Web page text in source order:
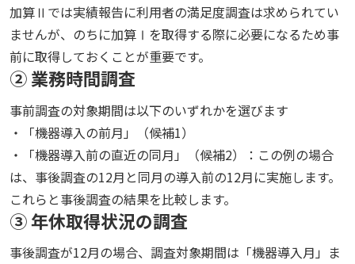
加算Ⅱでは実績報告に利用者の満足度調査は求められてい
ませんが、のちに加算Ⅰを取得する際に必要になるため事
前に取得しておくことが重要です。
② 業務時間調査
事前調査の対象期間は以下のいずれかを選びます
・「機器導入の前月」（候補1）
・「機器導入前の直近の同月」（候補2）：この例の場合
は、事後調査の12月と同月の導入前の12月に実施します。
これらと事後調査の結果を比較します。
③ 年休取得状況の調査
事後調査が12月の場合、調査対象期間は「機器導入月」ま